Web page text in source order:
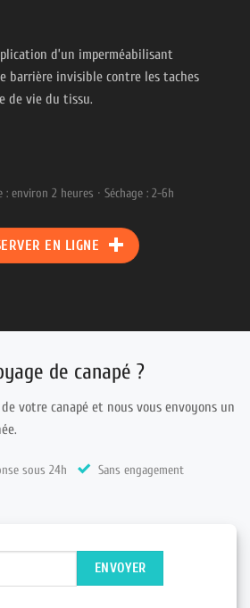
d’un imperméabilisant
barrière invisible contre les taches
de vie du tissu.
: environ 2 heures · Séchage : 2-6h
EN LIGNE
de canapé ?
votre canapé et nous vous envoyons un
sous 24h Sans engagement